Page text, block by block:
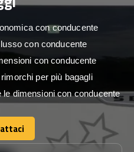
con conducente
con conducente
con conducente
per più bagagli
le dimensioni con conducente